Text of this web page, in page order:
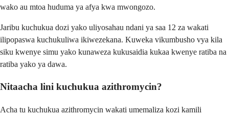
wako au mtoa huduma ya afya kwa mwongozo.
Jaribu kuchukua dozi yako uliyosahau ndani ya saa 12 za wakati
ilipopaswa kuchukuliwa ikiwezekana. Kuweka vikumbusho vya kila
siku kwenye simu yako kunaweza kukusaidia kukaa kwenye ratiba na
ratiba yako ya dawa.
Nitaacha lini kuchukua azithromycin?
Acha tu kuchukua azithromycin wakati umemaliza kozi kamili